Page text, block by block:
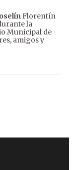
Florentín
la
Municipal de
amigos y